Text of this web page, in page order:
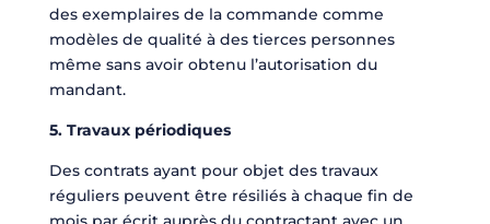
des exemplaires de la commande comme
modèles de qualité à des tierces personnes
même sans avoir obtenu l’autorisation du
mandant.
5. Travaux périodiques
Des contrats ayant pour objet des travaux
réguliers peuvent être résiliés à chaque fin de